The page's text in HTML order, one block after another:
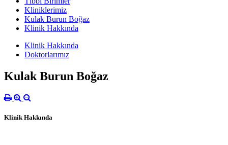
Kliniklerimiz
Kulak Burun Boğaz
Klinik Hakkında
Klinik Hakkında
Doktorlarımız
Kulak Burun Boğaz
Klinik Hakkında